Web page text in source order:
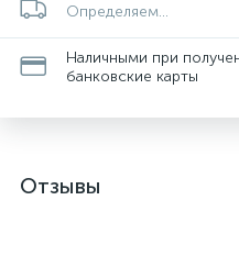
Определяем...
Наличными при
банковские карты
Отзывы